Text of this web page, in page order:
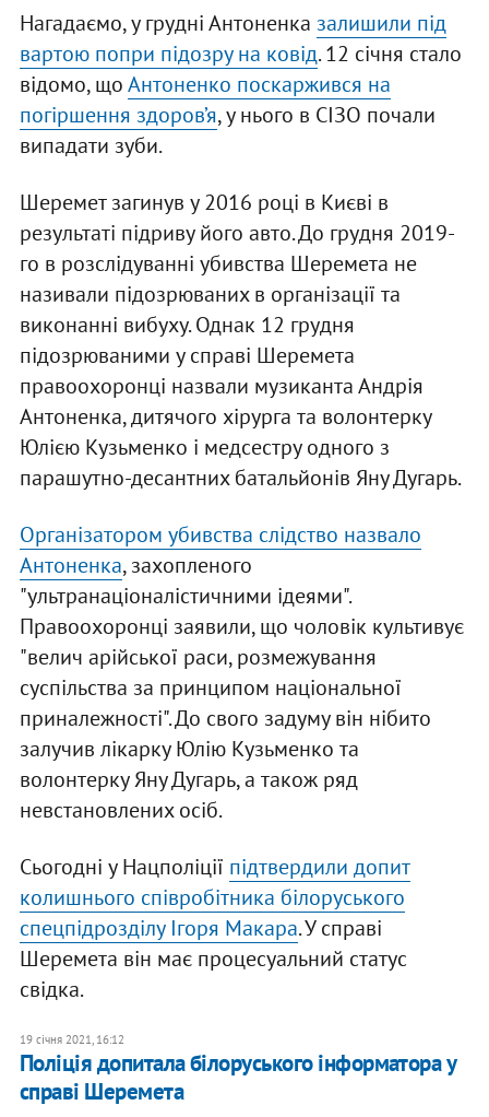
Нагадаємо, у грудні Антоненка залишили під
вартою попри підозру на ковід. 12 січня стало
відомо, щоАнтоненко поскаржився на
погіршення здоров’я, у нього в СІЗО почали
випадати зуби.
Шеремет загинув у 2016 році в Києві в
результаті підриву його авто. До грудня 2019-
го в розслідуванні убивства Шеремета не
називали підозрюваних в організації та
виконанні вибуху. Однак 12 грудня
підозрюваними у справі Шеремета
правоохоронці назвали музиканта Андрія
Антоненка, дитячого хірурга та волонтерку
Юлією Кузьменко і медсестру одного з
парашутно-десантних батальйонів Яну Дугарь.
Організатором убивства слідство назвало
Антоненка, захопленого
"ультранаціоналістичними ідеями".
Правоохоронці заявили, що чоловік культивує
"велич арійської раси, розмежування
суспільства за принципом національної
приналежності". До свого задуму він нібито
залучив лікарку Юлію Кузьменко та
волонтерку Яну Дугарь, а також ряд
невстановлених осіб.
Сьогодні у Нацполіції підтвердили допит
колишнього співробітника білоруського
спецпідрозділу Ігоря Макара. У справі
Шеремета він має процесуальний статус
свідка.
19 січня 2021, 16:12
Поліція допитала білоруського інформатора у
справі Шеремета